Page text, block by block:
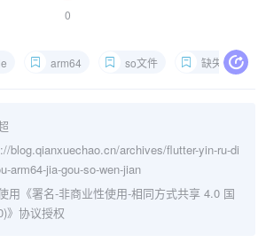
0
arm64 so文件 缺失文件
blog.qianxuechao.cn/archives/flutter-yin-ru-di
arm64-jia-gou-so-wen-jian
用《署名-非商业性使用-相同方式共享 4.0 国
》协议授权